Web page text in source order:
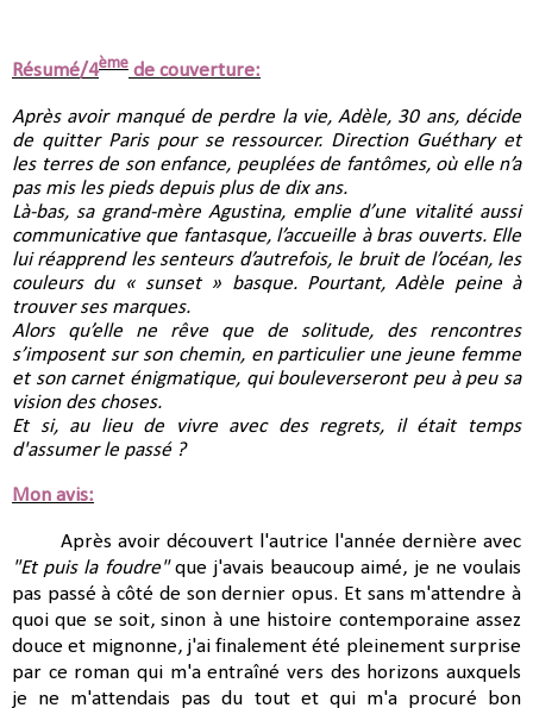
Résumé/4ème de couverture:
Après avoir manqué de perdre la vie, Adèle, 30 ans, décide
de quitter Paris pour se ressourcer. Direction Guéthary et
les terres de son enfance, peuplées de fantômes, où elle n’a
pas mis les pieds depuis plus de dix ans.
Là-bas, sa grand-mère Agustina, emplie d’une vitalité aussi
communicative que fantasque, l’accueille à bras ouverts. Elle
lui réapprend les senteurs d’autrefois, le bruit de l’océan, les
couleurs du « sunset » basque. Pourtant, Adèle peine à
trouver ses marques.
Alors qu’elle ne rêve que de solitude, des rencontres
s’imposent sur son chemin, en particulier une jeune femme
et son carnet énigmatique, qui bouleverseront peu à peu sa
vision des choses.
Et si, au lieu de vivre avec des regrets, il était temps
d'assumer le passé ?
Mon avis:
Après avoir découvert l'autrice l'année dernière avec
"Et puis la foudre"que j'avais beaucoup aimé, je ne voulais
pas passé à côté de son dernier opus. Et sans m'attendre à
quoi que se soit, sinon à une histoire contemporaine assez
douce et mignonne, j'ai finalement été pleinement surprise
par ce roman qui m'a entraîné vers des horizons auxquels
je ne m'attendais pas du tout et qui m'a procuré bon